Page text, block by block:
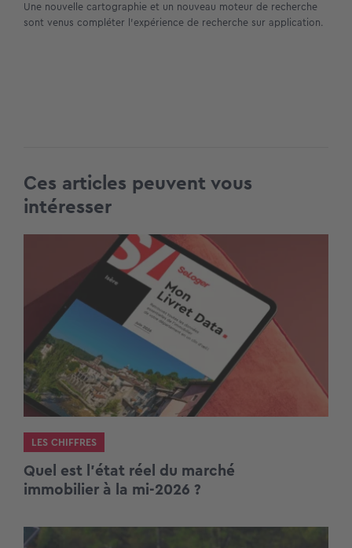
Une nouvelle cartographie et un nouveau moteur de recherche
sont venus compléter l’expérience de recherche sur application.
Ces articles peuvent vous
intéresser
LES CHIFFRES
Quel est l’état réel du marché
immobilier à la mi-2026 ?